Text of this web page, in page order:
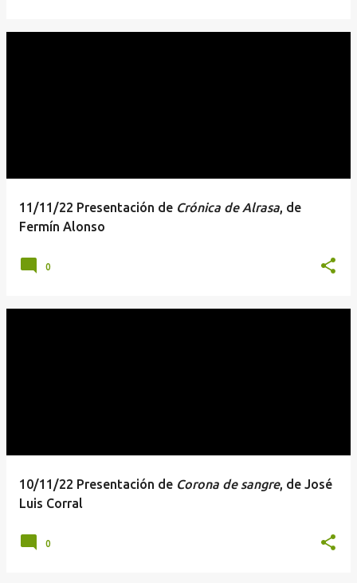
11/11/22 Presentación de Crónica de Alrasa, de
Fermín Alonso
0
10/11/22 Presentación de Corona de sangre, de José
Luis Corral
0